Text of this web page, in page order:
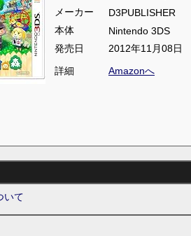
メーカー
D3PUBLISHER
本体
Nintendo 3DS
発売日
2012年11月08日
詳細
Amazonへ
いて